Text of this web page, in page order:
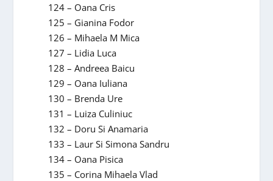
124 – Oana Cris
125 – Gianina Fodor
126 – Mihaela M Mica
127 – Lidia Luca
128 – Andreea Baicu
129 – Oana Iuliana
130 – Brenda Ure
131 – Luiza Culiniuc
132 – Doru Si Anamaria
133 – Laur Si Simona Sandru
134 – Oana Pisica
135 – Corina Mihaela Vlad